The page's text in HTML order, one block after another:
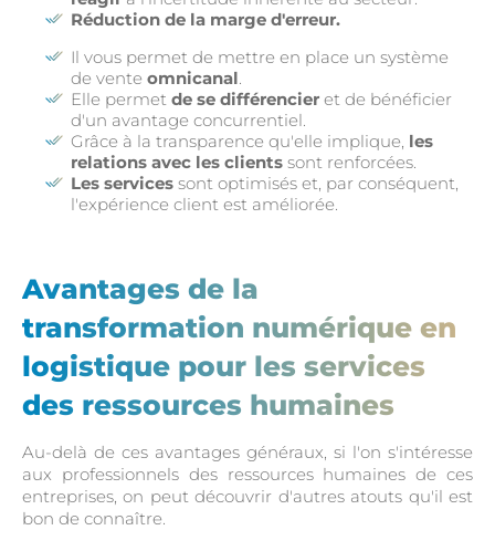
Réduction de la marge d'erreur.
Il vous permet de mettre en place un système
de vente omnicanal.
Elle permet de se différencier et de bénéficier
d'un avantage concurrentiel.
Grâce à la transparence qu'elle implique, les
relations avec les clients sont renforcées.
Les services sont optimisés et, par conséquent,
l'expérience client est améliorée.
Avantages de la
transformation numérique en
logistique pour les services
des ressources humaines
Au-delà de ces avantages généraux, si l'on s'intéresse
aux professionnels des ressources humaines de ces
entreprises, on peut découvrir d'autres atouts qu'il est
bon de connaître.